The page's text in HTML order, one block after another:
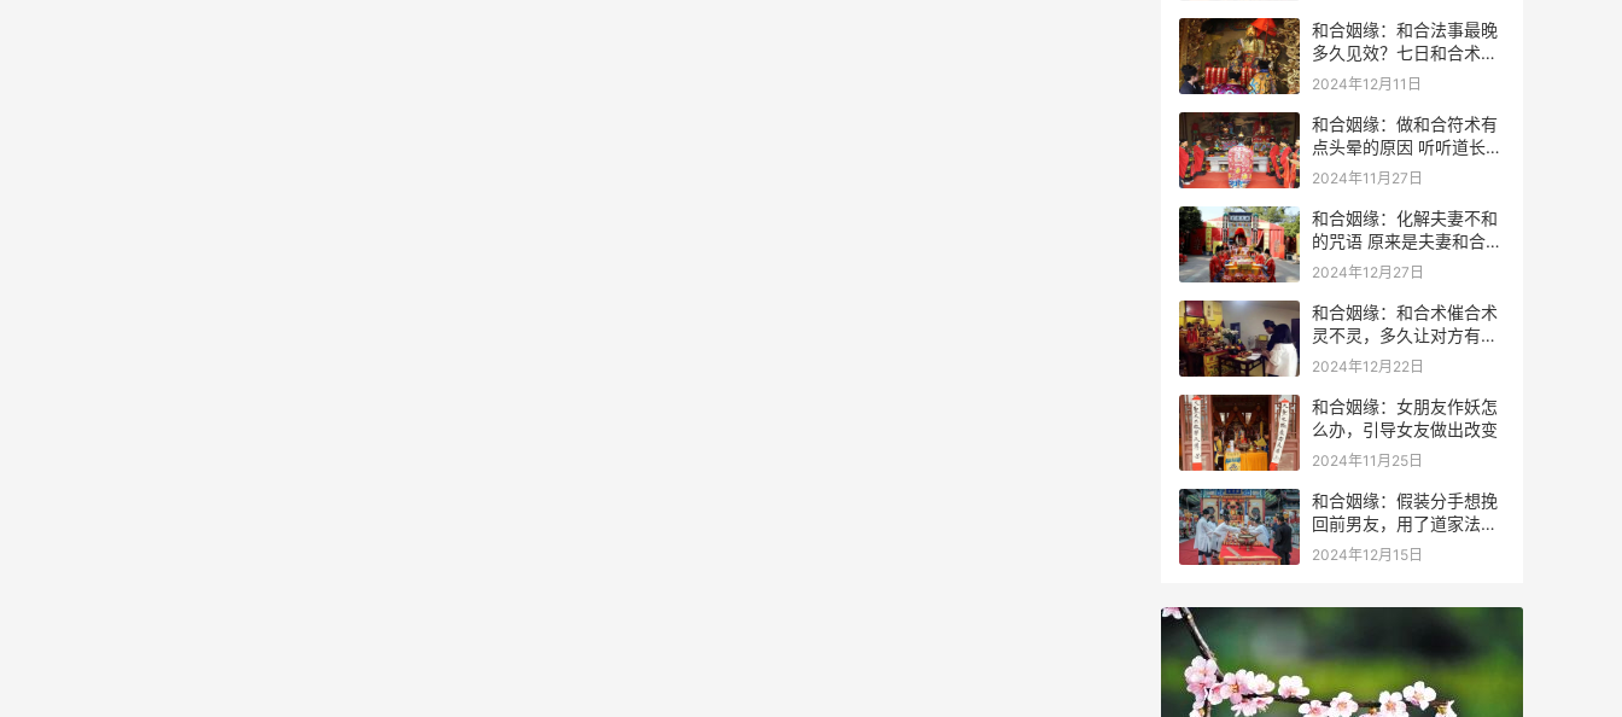
和合姻缘：和合法事最晚
多久见效？七日和合术可
靠吗？
2024年12月11日
和合姻缘：做和合符术有
点头晕的原因 听听道长的
解析
2024年11月27日
和合姻缘：化解夫妻不和
的咒语 原来是夫妻和合术
咒语
2024年12月27日
和合姻缘：和合术催合术
灵不灵，多久让对方有感
应？
2024年12月22日
和合姻缘：女朋友作妖怎
么办，引导女友做出改变
2024年11月25日
和合姻缘：假装分手想挽
回前男友，用了道家法术
成功进行挽回
2024年12月15日